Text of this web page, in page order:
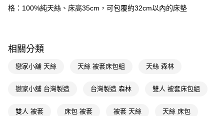
AFTEE先享後付是「在收到商品之後才付款」的支付方式。 讓您購物簡單
便利好安心！
１．於結帳方式選擇「AFTEE先享後付」後，將跳轉至「AFTEE先享後付」
２．訂單成立數日內，您將收到繳費通知簡訊。
３．收到繳費通知簡訊後14天內，點擊此簡訊中的連結，可透過四大超商／
※ 請注意：結帳手續完成當下不需立刻繳費，但若您需要取消訂單，請聯絡
運送方式
每筆NT$300
格：100%純天絲、床高35cm，可包覆約32cm以內的床墊
相關分類
戀家小舖 天絲 天絲 被套床包組 天絲 森林
戀家小舖 台灣製造 台灣製造 森林 雙人 被套床包組
雙人 被套 床包 被套 被套 天絲 天絲 床包